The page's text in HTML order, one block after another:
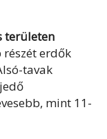
területen
erdők
tavak
mint 11-